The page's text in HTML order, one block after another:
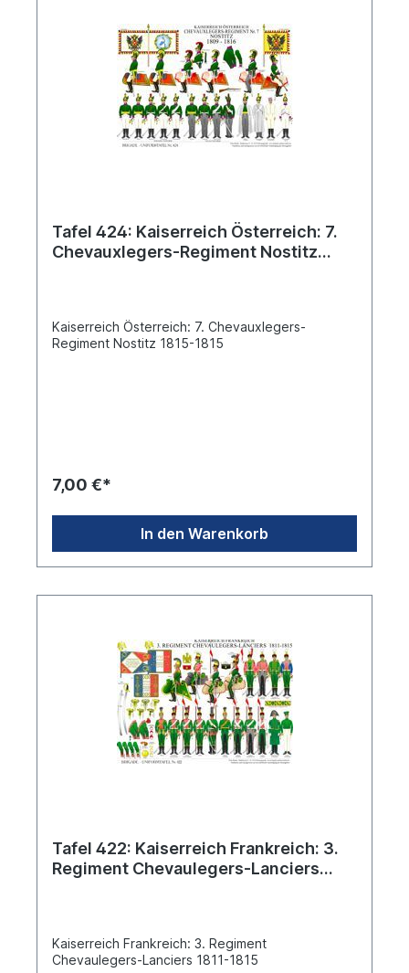
Tafel 424: Kaiserreich Österreich: 7.
Chevauxlegers-Regiment Nostitz
Kaiserreich Österreich: 7. Chevauxlegers-
Regiment Nostitz 1815-1815
7,00 €*
In den Warenkorb
Tafel 422: Kaiserreich Frankreich: 3.
Regiment Chevaulegers-Lanciers
Kaiserreich Frankreich: 3. Regiment
Chevaulegers-Lanciers 1811-1815